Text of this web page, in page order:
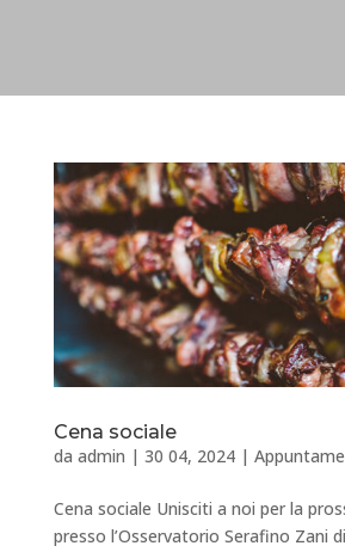
Cena sociale
da admin | 30 04, 2024|
Cena sociale Unisciti a noi per la
presso l’Osservatorio Serafino Zani